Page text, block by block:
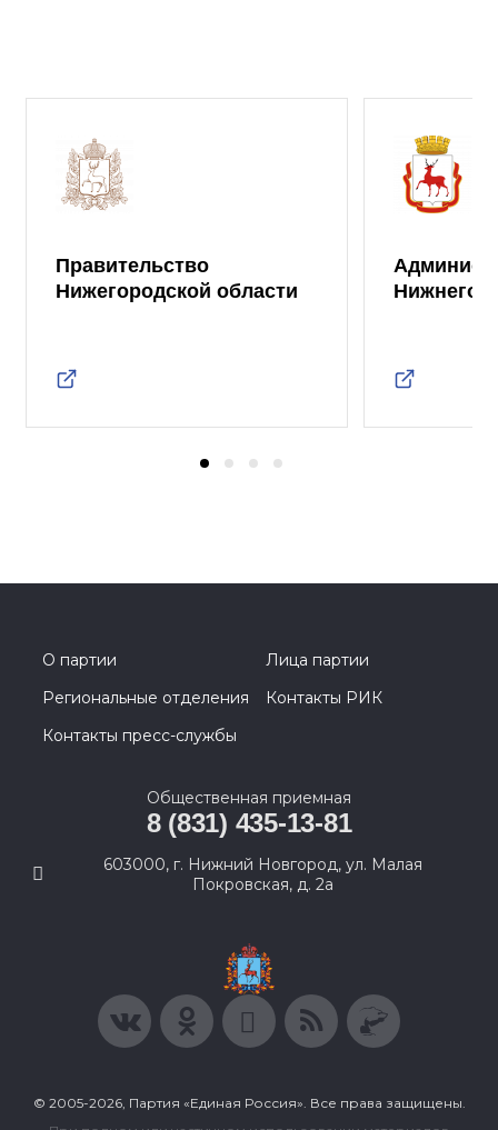
Правительство
Нижегородской области
Нижнего
О партии
Лица партии
Региональные отделения
Контакты РИК
Контакты пресс-службы
Общественная приемная
8 (831) 435-13-81
603000, г. Нижний Новгород, ул. Малая
Покровская, д. 2а
© 2005-2026, Партия «Единая Россия». Все права защищены.